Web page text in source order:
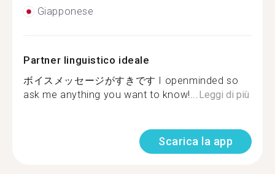
Giapponese
Partner linguistico ideale
ボイスメッセージがすきです I openminded so
ask me anything you want to know!...Leggi di più
Scarica la app